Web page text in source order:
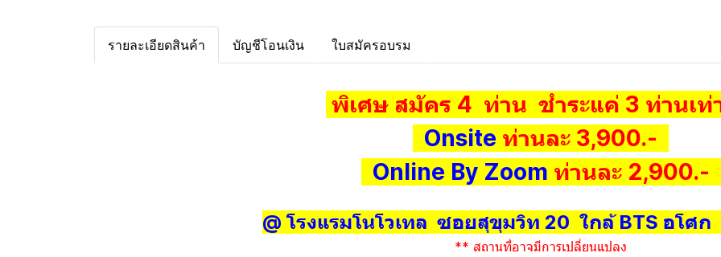
รายละเอียดสินค้า บัญชีโอนเงิน ใบสมัครอบรม
พิเศษ สมัคร 4 ท่าน ชำระแค่ 3 ท่านเท่
Onsite ท่านละ 3,900.-
Online By Zoom ท่านละ 2,900.-
@ โรงแรมโนโวเทล ซอยสุขุมวิท 20 ใกล้ BTS อโศ
** สถานที่อาจมีการเปลี่ยนแปลง